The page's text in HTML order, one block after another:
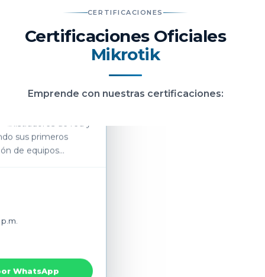
CERTIFICACIONES
Certificaciones Oficiales
Mikrotik
Emprende con nuestras certificaciones:
Network
sus primeros
de equipos
WhatsApp